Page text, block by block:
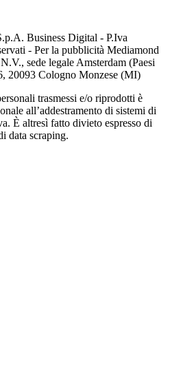
Business Digital - P.Iva
- Per la pubblicità Mediamond
sede legale Amsterdam (Paesi
20093 Cologno Monzese (MI)
trasmessi e/o riprodotti è
all’addestramento di sistemi di
È altresì fatto divieto espresso di
data scraping.